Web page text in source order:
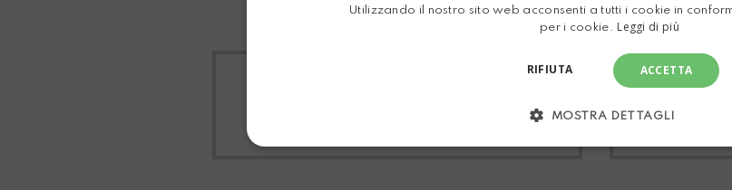
Utilizzando il nostro sito web acconsenti a tutti i cookie in
per i cookie.
Leggi di più
ACCETTA
RIFIUTA
MOSTRA DETTAGLI